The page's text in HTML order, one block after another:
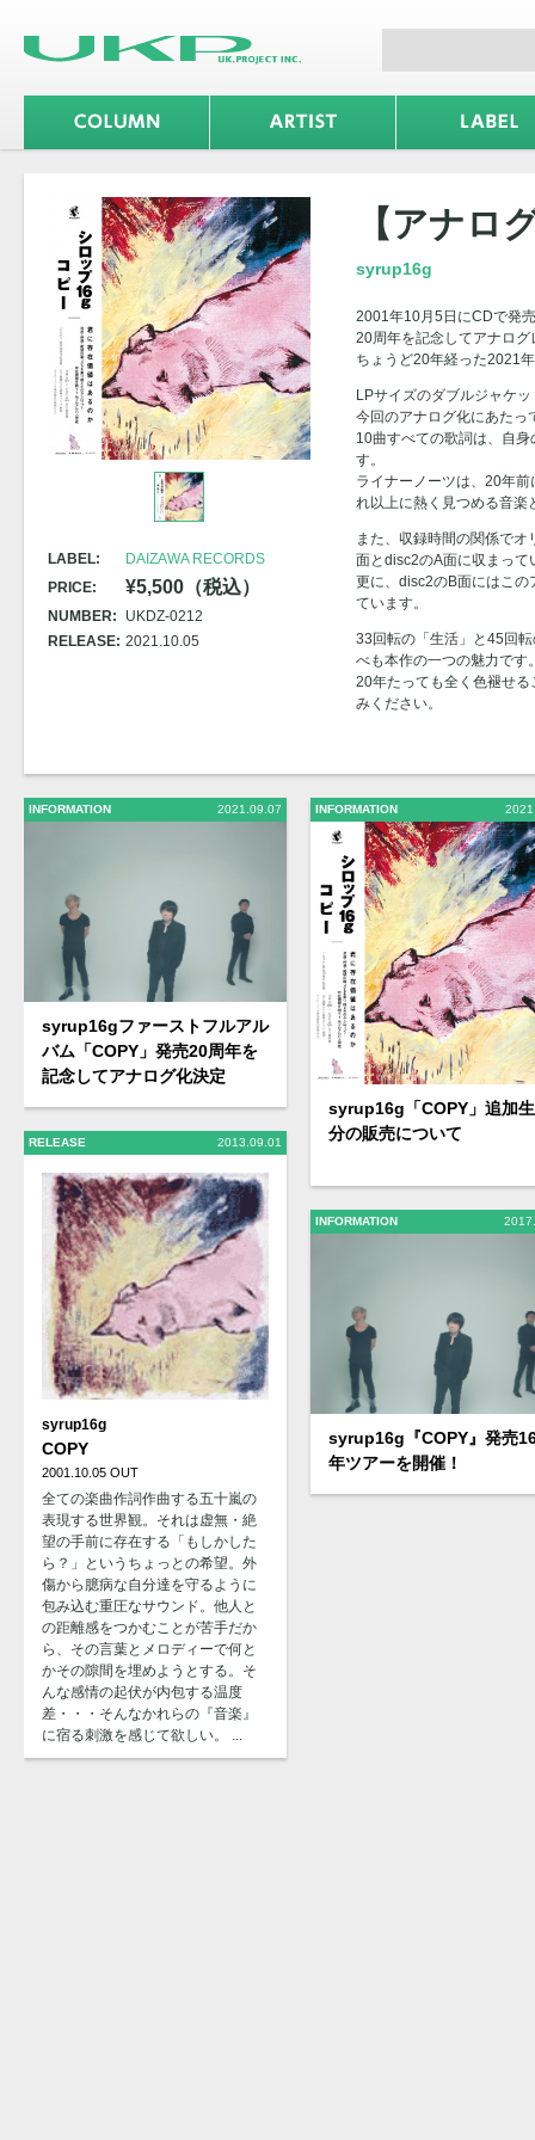
LABEL:
DAIZAWA RECORDS
PRICE:
¥5,500（税込）
NUMBER:
UKDZ-0212
RELEASE: 2021.10.05
【アナロ
syrup16g
2001年10月5日にCDで発
20周年を記念してアナロ
ちょうど20年経った2021
LPサイズのダブルジャケ
今回のアナログ化にあたっ
10曲すべての歌詞は、自
す。
ライナーノーツは、20年
れ以上に熱く見つめる音楽
また、収録時間の関係で
面とdisc2のA面に収まって
更に、disc2のB面にはこ
ています。
33回転の「生活」と45回
べも本作の一つの魅力です
20年たっても全く色褪せ
みください。
INFORMATION 2021.09.07
syrup16gファーストフルアル
バム「COPY」発売20周年を
記念してアナログ化決定
RELEASE 2013.09.01
syrup16g
COPY
2001.10.05 OUT
全ての楽曲作詞作曲する五十嵐の
表現する世界観。それは虚無・絶
望の手前に存在する「もしかした
ら？」というちょっとの希望。外
傷から臆病な自分達を守るように
包み込む重圧なサウンド。他人と
の距離感をつかむことが苦手だか
ら、その言葉とメロディーで何と
かその隙間を埋めようとする。そ
んな感情の起伏が内包する温度
差・・・そんなかれらの『音楽』
に宿る刺激を感じて欲しい。 ...
INFORMATION
syrup16g「COPY」追加
分の販売について
INFORMATION
syrup16g『COPY』発売
年ツアーを開催！